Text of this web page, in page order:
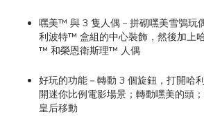
嘿美™ 與 3 隻人偶－拼砌嘿美雪鴞玩
利波特™ 盒組的中心裝飾，然後加上
™ 和榮恩衛斯理™ 人偶
好玩的功能－轉動 3 個旋鈕，打開哈
開迷你比例電影場景；轉動嘿美的頭
皇后移動